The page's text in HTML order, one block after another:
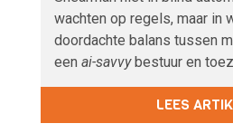
wachten op regels, maar in
doordachte balans tussen
een ai-savvybestuur en
LEES